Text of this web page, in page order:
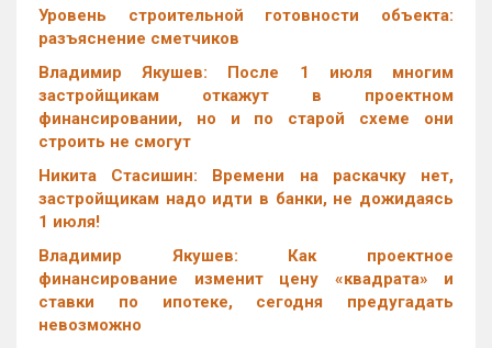
Уровень строительной готовности объекта:
разъяснение сметчиков
Владимир Якушев: После 1 июля многим
застройщикам откажут в проектном
финансировании, но и по старой схеме они
строить не смогут
Никита Стасишин: Времени на раскачку нет,
застройщикам надо идти в банки, не дожидаясь
1 июля!
Владимир Якушев: Как проектное
финансирование изменит цену «квадрата» и
ставки по ипотеке, сегодня предугадать
невозможно